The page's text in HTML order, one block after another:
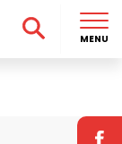
MENU